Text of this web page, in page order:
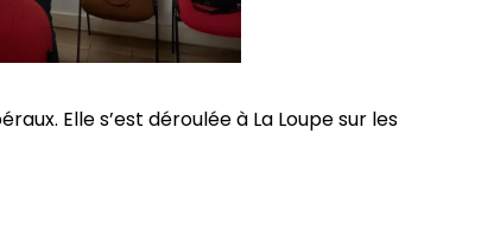
Elle s’est déroulée à La Loupe sur les